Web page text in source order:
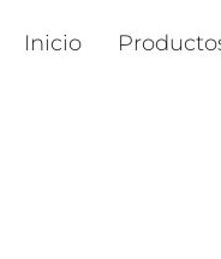
Inicio